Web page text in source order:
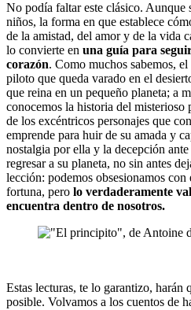
No podía faltar este clásico. Aunque
niños, la forma en que establece
de la amistad, del amor y de la vida
lo convierte en una guía para
corazón. Como muchos sabemos,
piloto que queda varado en el
que reina en un pequeño planeta; a
conocemos la historia del
de los excéntricos personajes que
emprende para huir de su amada y
nostalgia por ella y la decepción
regresar a su planeta, no sin antes
lección: podemos obsesionamos
fortuna, pero lo verdaderamente
encuentra dentro de nosotros.
Estas lecturas, te lo garantizo, harán
posible. Volvamos a los cuentos de